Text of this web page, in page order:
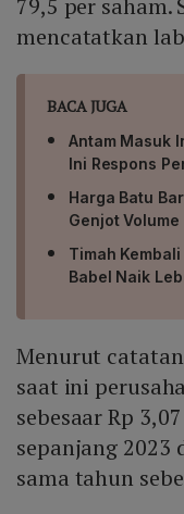
79,5 per saham.
mencatatkan
BACA JUGA
Antam Masuk
Ini Respons
Harga Batu
Genjot Volume
Timah
Babel Naik
Menurut
saat ini
sebesaar Rp
sepanjang 2023
sama tahun